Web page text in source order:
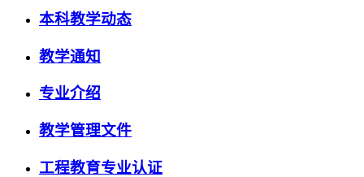
本科教学动态
教学通知
专业介绍
教学管理文件
工程教育专业认证